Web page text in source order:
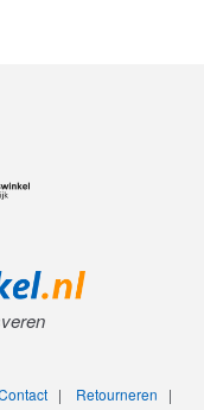
| Retourneren |